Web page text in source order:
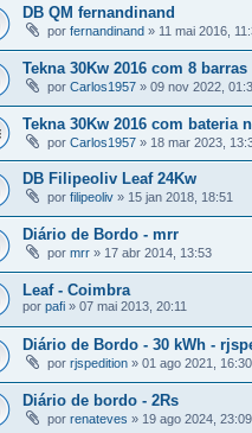
DB QM fernandinand
por fernandinand » 11 mai 2016,
Tekna 30Kw 2016 com 8 barras
por Carlos1957 » 09 nov 2022,
Tekna 30Kw 2016 com bateria
por Carlos1957 » 18 mar 2023,
DB Filipeoliv Leaf 24Kw
por filipeoliv » 15 jan 2018, 18:51
Diário de Bordo - mrr
por mrr » 17 abr 2014, 13:53
Leaf - Coimbra
por pafi » 07 mai 2013, 20:11
Diário de Bordo - 30 kWh -
por rjspedition » 01 ago 2021, 16:30
Diário de bordo - 2Rs
por renateves » 19 ago 2024, 23:09